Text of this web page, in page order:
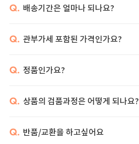
Q. 배송기간은 얼마나 되나요?
Q. 관부가세 포함된 가격인가요?
Q. 정품인가요?
Q. 상품의 검품과정은 어떻게 되나요?
Q. 반품/교환을 하고싶어요